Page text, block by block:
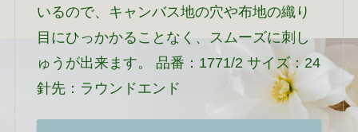
いるので、キャンバス地の穴や布地の織り
目にひっかかることなく、スムーズに刺し
ゅうが出来ます。 品番：1771/2 サイズ：24
針先：ラウンドエンド